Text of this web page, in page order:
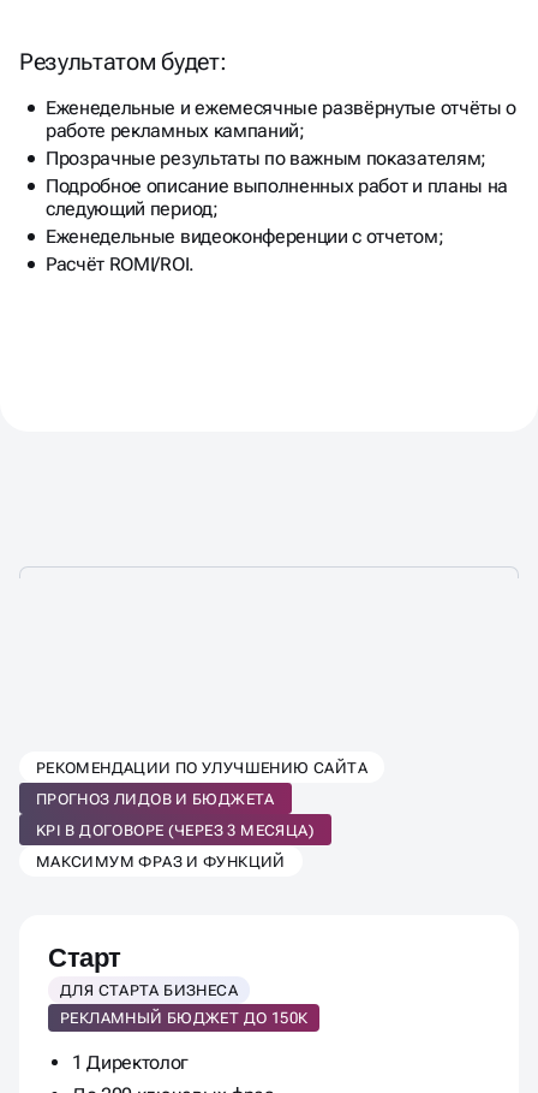
Результатом будет:
Еженедельные и ежемесячные развёрнутые отчёты о
работе рекламных кампаний;
Прозрачные результаты по важным показателям;
Подробное описание выполненных работ и планы на
следующий период;
Еженедельные видеоконференции с отчетом;
Расчёт ROMI/ROI.
РЕКОМЕНДАЦИИ ПО УЛУЧШЕНИЮ САЙТА
ПРОГНОЗ ЛИДОВ И БЮДЖЕТА
KPI В ДОГОВОРЕ (ЧЕРЕЗ 3 МЕСЯЦА)
МАКСИМУМ ФРАЗ И ФУНКЦИЙ
Старт
ДЛЯ СТАРТА БИЗНЕСА
РЕКЛАМНЫЙ БЮДЖЕТ ДО 150К
1 Директолог